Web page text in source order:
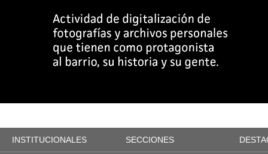
INSTITUCIONALES SECCIONES